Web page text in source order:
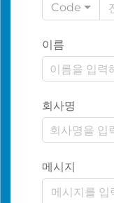
Code
이름
회사명
메시지